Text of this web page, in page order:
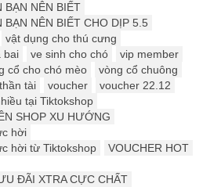
BẠN NÊN BIẾT
NÊN BIẾT CHO DỊP 5.5
vật dụng cho thú cưng
bai
ve sinh cho chó
vip member
cổ cho chó mèo
vòng cổ chuông
tài voucher
voucher 22.12
tại Tiktokshop
SHOP XU HƯỚNG
hời
hời từ Tiktokshop
VOUCHER HOT
ĐÃI XTRA CỰC CHẤT